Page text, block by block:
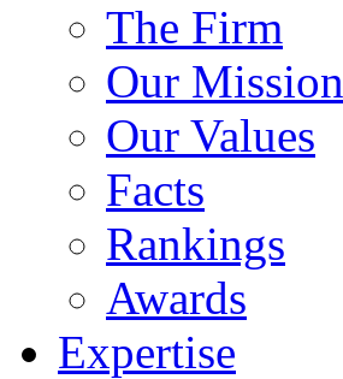
The Firm
Our Mission
Our Values
Facts
Rankings
Awards
Expertise